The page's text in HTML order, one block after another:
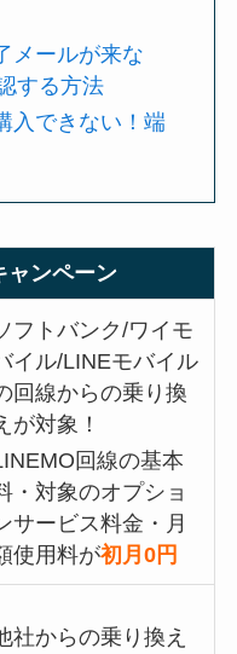
メールが来な
する方法
入できない！端
ャンペーン
フトバンク/ワイモ
イル/LINEモバイル
回線からの乗り換
が対象！
回線の基本
・対象のオプショ
サービス料金・月
使用料が初月0円
社からの乗り換え